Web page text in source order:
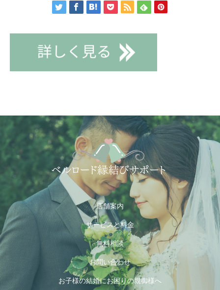
店舗案内
サービスと料金
無料相談
お問い合わせ
お子様の結婚にお困りの親御様へ